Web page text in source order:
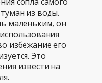
из воды.
маленьким, он
избежание его
Это
извести на